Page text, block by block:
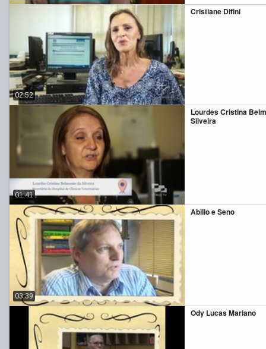
Cristiane Difini
02:52
Lourdes Cristina
Silveira
01:41
Abilio e Seno
03:39
Ody Lucas Mariano